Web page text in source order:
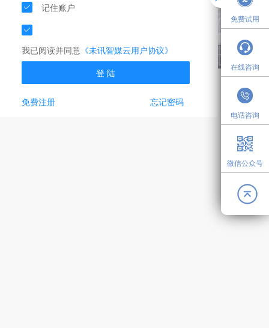
记住账户
我已阅读并同意《未讯智媒云用户协议》
登 陆
免费注册 忘记密码
免费试用
在线咨询
电话咨询
微信公众号